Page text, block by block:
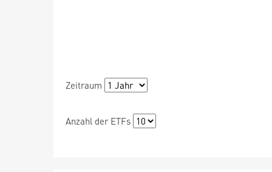
Zeitraum
Anzahl der ETFs